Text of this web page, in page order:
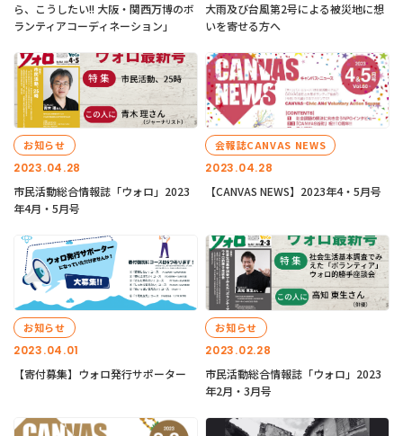
ら、こうしたい!! 大阪・関西万博のボ
ランティアコーディネーション」
大雨及び台風第2号による被災地に想
いを寄せる方へ
2023.04.28
お知らせ
市民活動総合情報誌「ウォロ」2023
年4月・5月号
2023.04.28
会報誌CANVAS NEWS
【CANVAS NEWS】2023年4・5月号
2023.04.01
お知らせ
【寄付募集】ウォロ発行サポーター
2023.02.28
お知らせ
市民活動総合情報誌「ウォロ」2023
年2月・3月号